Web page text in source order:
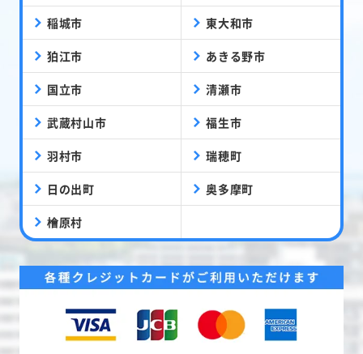
稲城市 東大和市
狛江市 あきる野市
国立市 清瀬市
武蔵村山市 福生市
羽村市 瑞穂町
日の出町 奥多摩町
檜原村